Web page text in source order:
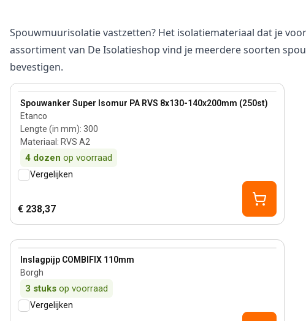
Spouwmuurisolatie vastzetten? Het isolatiemateriaal dat je
assortiment van De Isolatieshop vind je meerdere soorten
bevestigen.
Spouwanker Super Isomur PA RVS 8x130-140x200mm (250st)
Etanco
Lengte (in mm): 300
Materiaal : RVS A2
4 dozen op voorraad
View product
Vergelijken
€ 238,37
Inslagpijp COMBIFIX 110mm
Borgh
3 stuks op voorraad
View product
Vergelijken